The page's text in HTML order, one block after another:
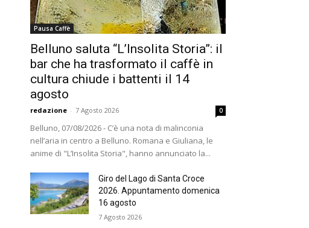
Pausa Caffè
Belluno saluta “L’Insolita Storia”: il
bar che ha trasformato il caffè in
cultura chiude i battenti il 14
agosto
redazione - 7 Agosto 2026 0
Belluno, 07/08/2026 - C’è una nota di malinconia
nell’aria in centro a Belluno. Romana e Giuliana, le
anime di "L’Insolita Storia", hanno annunciato la...
Giro del Lago di Santa Croce
2026. Appuntamento domenica
16 agosto
7 Agosto 2026